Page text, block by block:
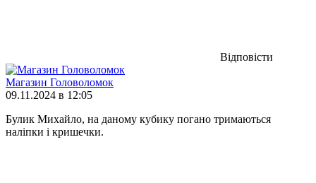
Відповісти
Магазин Головоломок
09.11.2024 в 12:05
Булик Михайло, на даному кубику погано тримаються
наліпки і кришечки.